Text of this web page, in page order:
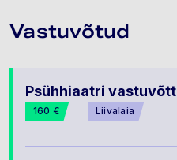
Vastuvõtud
Psühhiaatri vastuvõtt
160 € Liivalaia